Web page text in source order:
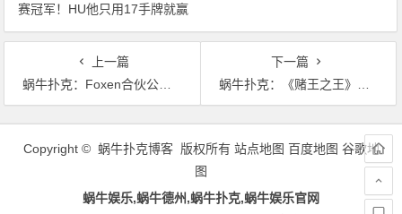
赛冠军！HU他只用17手牌就赢
走1000万刀！
上一篇
蜗牛扑克：Foxen合伙公司被Chamani提起冻结全部资产
下一篇
蜗牛扑克：《赌王之王》编剧呼吁疫情间考虑下扑克玩家
文
Copyright © 蜗牛扑克博客 版权所有 站点地图 百度地图 谷歌地
图
蜗牛娱乐,蜗牛德州,蜗牛扑克,蜗牛娱乐官网